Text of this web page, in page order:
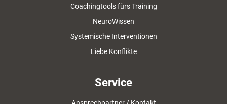
Coachingtools fürs Training
NeuroWissen
Systemische Interventionen
Liebe Konflikte
Service